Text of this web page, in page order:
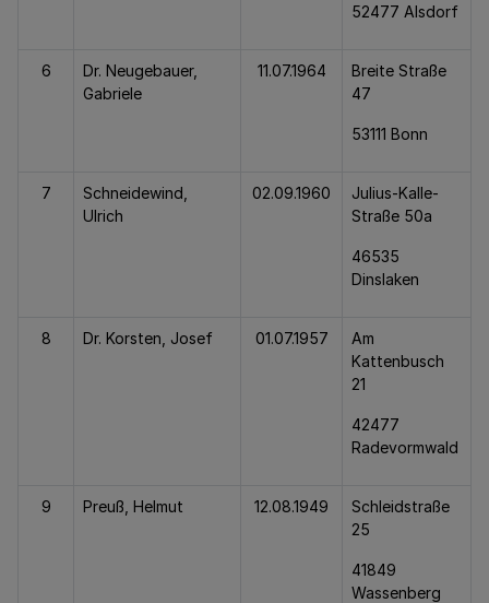
52477 Alsdorf
6
Dr. Neugebauer,
Gabriele
11.07.1964
Breite Straße
47
53111 Bonn
7
Schneidewind,
Ulrich
02.09.1960
Julius-Kalle-
Straße 50a
46535
Dinslaken
8 Dr. Korsten, Josef 01.07.1957
Am
Kattenbusch
21
42477
Radevormwald
9 Preuß, Helmut 12.08.1949
Schleidstraße
25
41849
Wassenberg